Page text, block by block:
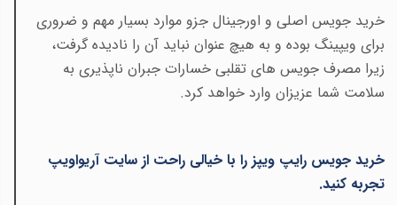
خرید جویس اصلی و اورجینال جزو موارد بسیار مهم و ضروری
برای ویپینگ بوده و به هیچ عنوان نباید آن را نادیده گرفت،
زیرا مصرف جویس های تقلبی خسارات جبران ناپذیری به
سلامت شما عزیزان وارد خواهد کرد.
خرید جویس رایپ ویپز را با خیالی راحت از سایت آریواویپ
تجربه کنید.